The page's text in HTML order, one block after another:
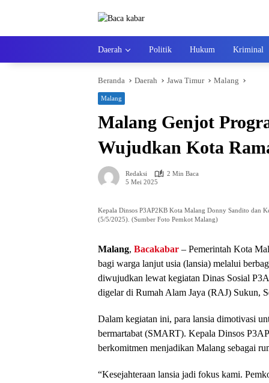
Daerah Politik Hukum Kriminal
Beranda Daerah Jawa Timur Malang
Malang
Malang Genjot
Wujudkan Kota
Redaksi
2 Min Baca
5 Mei 2025
Kepala Dinsos P3AP2KB Kota Malang Donny Sandito dan
(5/5/2025). (Sumber Foto Pemkot Malang)
Malang, Bacakabar – Pemerintah Kota
bagi warga lanjut usia (lansia) melalui
diwujudkan lewat kegiatan Dinas Sosial
digelar di Rumah Alam Jaya (RAJ) Sukun,
Dalam kegiatan ini, para lansia dimotivasi
bermartabat (SMART). Kepala Dinsos
berkomitmen menjadikan Malang sebagai
“Kesejahteraan lansia jadi fokus kami.